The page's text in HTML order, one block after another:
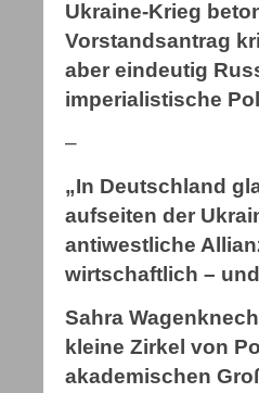
Ukraine-Krieg
Vorstandsantrag
aber eindeutig
imperialistische
–
„In Deutschland
aufseiten der
antiwestliche
wirtschaftlich –
Sahra
kleine Zirkel von
akademischen